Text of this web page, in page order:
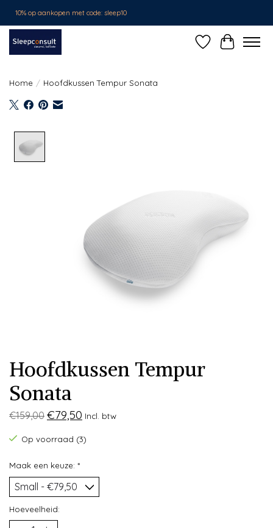
10% op aankopen met code: sleep10
Verlanglijst
Home / Hoofdkussen Tempur Sonata
Hoofdkussen Tempur
Sonata
€159,00 €79,50 Incl. btw
Op voorraad (3)
Maak een keuze: *
Hoeveelheid: